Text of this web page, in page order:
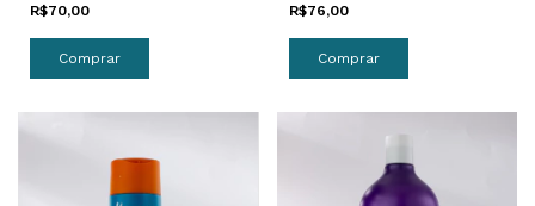
R$70,00
R$76,00